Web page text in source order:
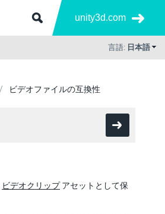
unity3d.com
言語: 日本語
ビデオファイルの互換性
ビデオクリップアセットとして保